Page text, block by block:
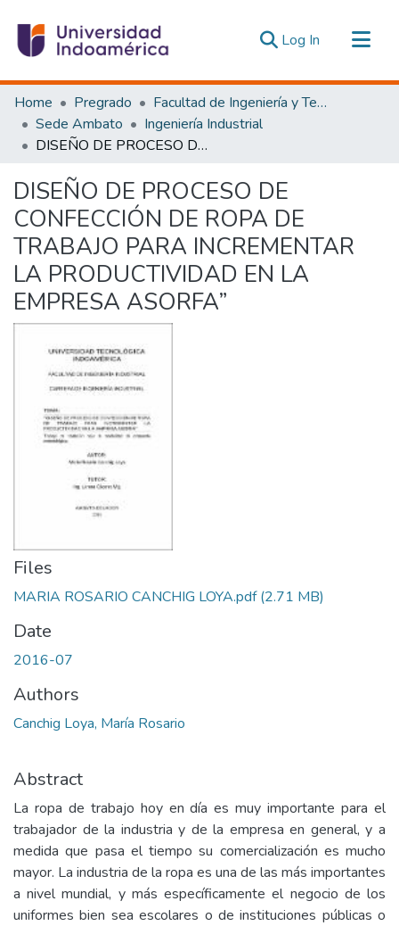
Log In (current)
Communities & Collections
All of DSpace
Statistics
Estadísticas Externas
Home Pregrado
Facultad de Ingeniería y Tecnologías de la Información y la Comunicación
Sede Ambato
Ingeniería Industrial
DISEÑO DE PROCESO DE CONFECCIÓN DE ROPA DE TRABAJO PARA INCREMENTAR LA PRODUCTIVIDAD EN LA EMPRESA ASORFA”
DISEÑO DE PROCESO DE
CONFECCIÓN DE ROPA DE
TRABAJO PARA INCREMENTAR
LA PRODUCTIVIDAD EN LA
EMPRESA ASORFA”
Files
MARIA ROSARIO CANCHIG LOYA.pdf(2.71 MB)
Date
2016-07
Authors
Canchig Loya, María Rosario
Abstract
La ropa de trabajo hoy en día es muy importante para el
trabajador de la industria y de la empresa en general, y a
medida que pasa el tiempo su comercialización es mucho
mayor. La industria de la ropa es una de las más importantes
a nivel mundial, y más específicamente el negocio de los
uniformes bien sea escolares o de instituciones públicas o